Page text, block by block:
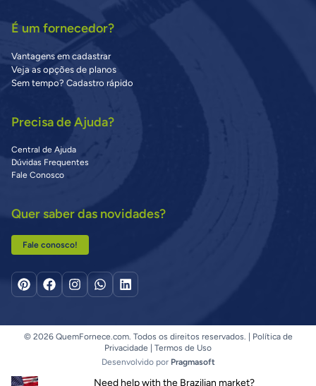
É um fornecedor?
Vantagens em cadastrar
Veja as opções de planos
Sem tempo? Cadastro rápido
Precisa de Ajuda?
Central de Ajuda
Dúvidas Frequentes
Fale Conosco
Quer saber das novidades?
Fale conosco!
© 2026 QuemFornece.com. Todos os direitos reservados. |
Política de
Privacidade
Termos de Uso
Desenvolvido por Pragmasoft
Need help with the Brazilian market?